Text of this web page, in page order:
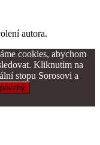
autora.
cookies, abychom
Kliknutím na
stopu Sorosovi a